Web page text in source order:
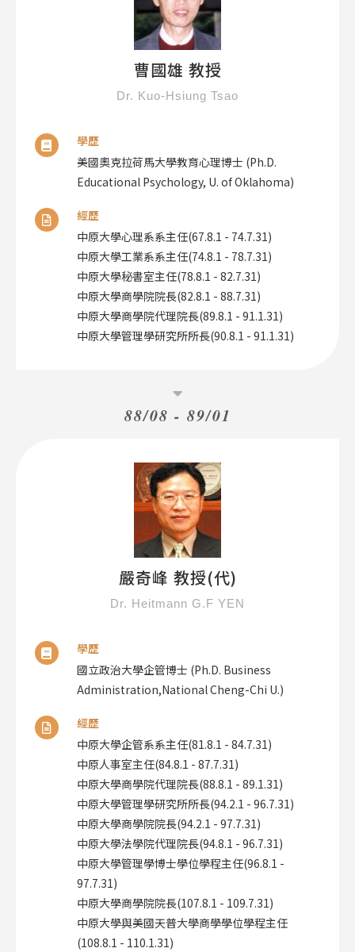
曹國雄 教授
Dr. Kuo-Hsiung Tsao
學歷
美國奧克拉荷馬大學教育心理博士 (Ph.D.
Educational Psychology, U. of Oklahoma)
經歷
中原大學心理系系主任(67.8.1 - 74.7.31)
中原大學工業系系主任(74.8.1 - 78.7.31)
中原大學秘書室主任(78.8.1 - 82.7.31)
中原大學商學院院長(82.8.1 - 88.7.31)
中原大學商學院代理院長(89.8.1 - 91.1.31)
中原大學管理學研究所所長(90.8.1 - 91.1.31)
88/08 - 89/01
嚴奇峰 教授(代)
Dr. Heitmann G.F YEN
學歷
國立政治大學企管博士 (Ph.D. Business
Administration,National Cheng-Chi U.)
經歷
中原大學企管系系主任(81.8.1 - 84.7.31)
中原人事室主任(84.8.1 - 87.7.31)
中原大學商學院代理院長(88.8.1 - 89.1.31)
中原大學管理學研究所所長(94.2.1 - 96.7.31)
中原大學商學院院長(94.2.1 - 97.7.31)
中原大學法學院代理院長(94.8.1 - 96.7.31)
中原大學管理學博士學位學程主任(96.8.1 -
97.7.31)
中原大學商學院院長(107.8.1 - 109.7.31)
中原大學與美國天普大學商學學位學程主任
(108.8.1 - 110.1.31)